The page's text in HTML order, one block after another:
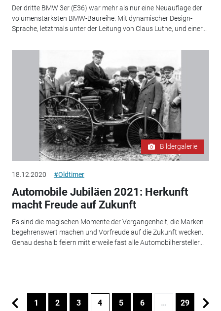
Der dritte BMW 3er (E36) war mehr als nur eine Neuauflage der
volumenstärksten BMW-Baureihe. Mit dynamischer Design-
Sprache, letztmals unter der Leitung von Claus Luthe, und einer...
Bildergalerie
18.12.2020 #Oldtimer
Automobile Jubiläen 2021: Herkunft
macht Freude auf Zukunft
Es sind die magischen Momente der Vergangenheit, die Marken
begehrenswert machen und Vorfreude auf die Zukunft wecken.
Genau deshalb feiern mittlerweile fast alle Automobilhersteller...
1 2 3 4 5 6 … 29